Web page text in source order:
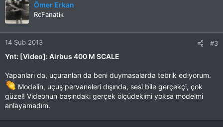
Ömer Erkan
RcFanatik
14 Şub 2013 #3
Ynt: [Video]: Airbus 400 M SCALE
Yapanları da, uçuranları da beni duymasalarda tebrik ediyorum.
Modelin, uçuş pervaneleri dışında, sesi bile gerçekçi, çok
güzel! Videonun başındaki gerçek ölçüdekimi yoksa modelmi
anlayamadım.